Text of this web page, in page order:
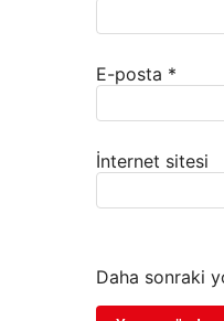
E-posta *
İnternet sitesi
Daha sonraki